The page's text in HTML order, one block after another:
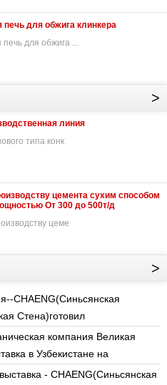
печь для обжига клинкера
для обжига ...
>
линия
типа конк
цемента сухим способом
От 300 до 500т/д
цеме
>
CHAENG(Синьсянская
Стена)готовил
компания Великая
в Узбекистане на
- CHAENG(Синьсянская